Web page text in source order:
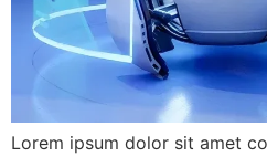
Lorem ipsum dolor sit amet